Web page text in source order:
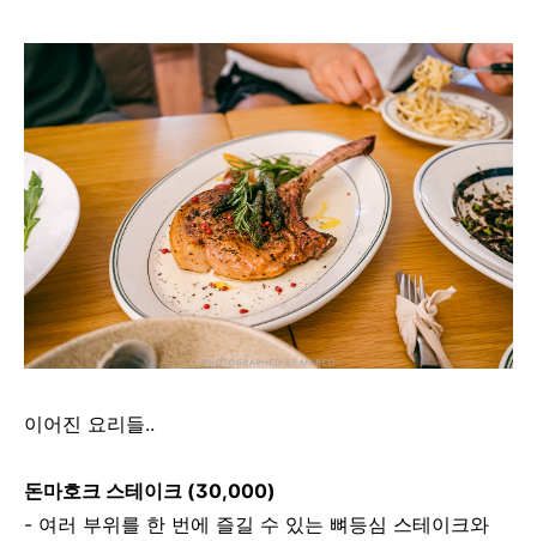
이어진 요리들..
돈마호크 스테이크 (30,000)
- 여러 부위를 한 번에 즐길 수 있는 뼈등심 스테이크와